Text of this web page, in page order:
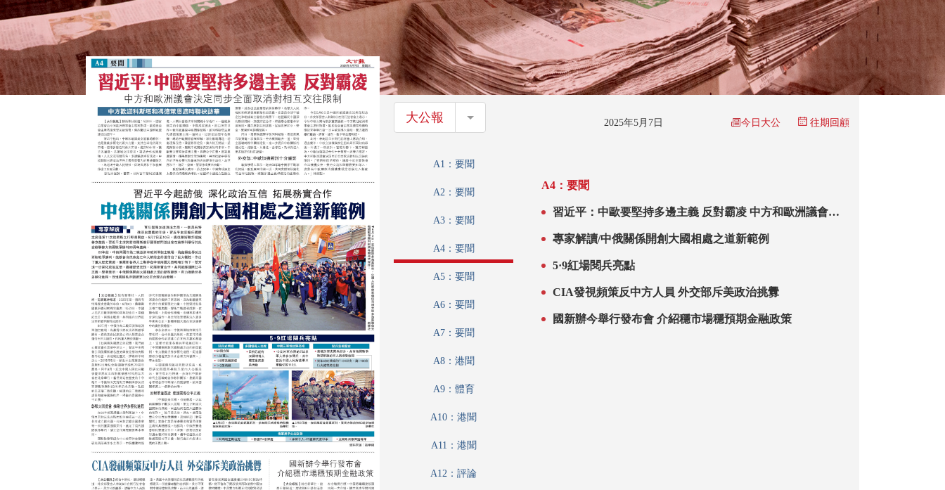
大公報 大公報 2025年5月7日 今日大公 往期回顧
A1：要聞
A2：要聞
A3：要聞
A4：要聞
A5：要聞
A6：要聞
A7：要聞
A8：港聞
A9：體育
A10：港聞
A11：港聞
A12：評論
A4：要聞
習近平：中歐要堅持多邊主義 反對霸凌 中方和歐洲議會決
專家解讀/中俄關係開創大國相處之道新範例
5·9紅場閱兵亮點
CIA發視頻策反中方人員 外交部斥美政治挑釁
國新辦今舉行發布會 介紹穩市場穩預期金融政策